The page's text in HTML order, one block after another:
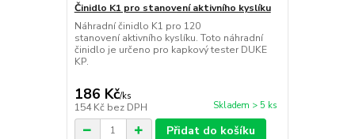
Činidlo K1 pro stanovení aktivního kyslíku
Náhradní činidlo K1 pro 120
stanovení aktivního kyslíku. Toto náhradní
činidlo je určeno pro kapkový tester DUKE
KP.
186 Kč/ks
154 Kč bez DPH Skladem > 5 ks
Přidat do košíku